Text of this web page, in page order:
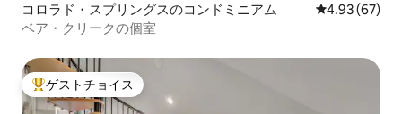
コロラド・スプリングスのコンドミニアム レビュー67
4.93 (67)
ベア・クリークの個室
大好評のゲストチョイスです。
ゲストチョイス